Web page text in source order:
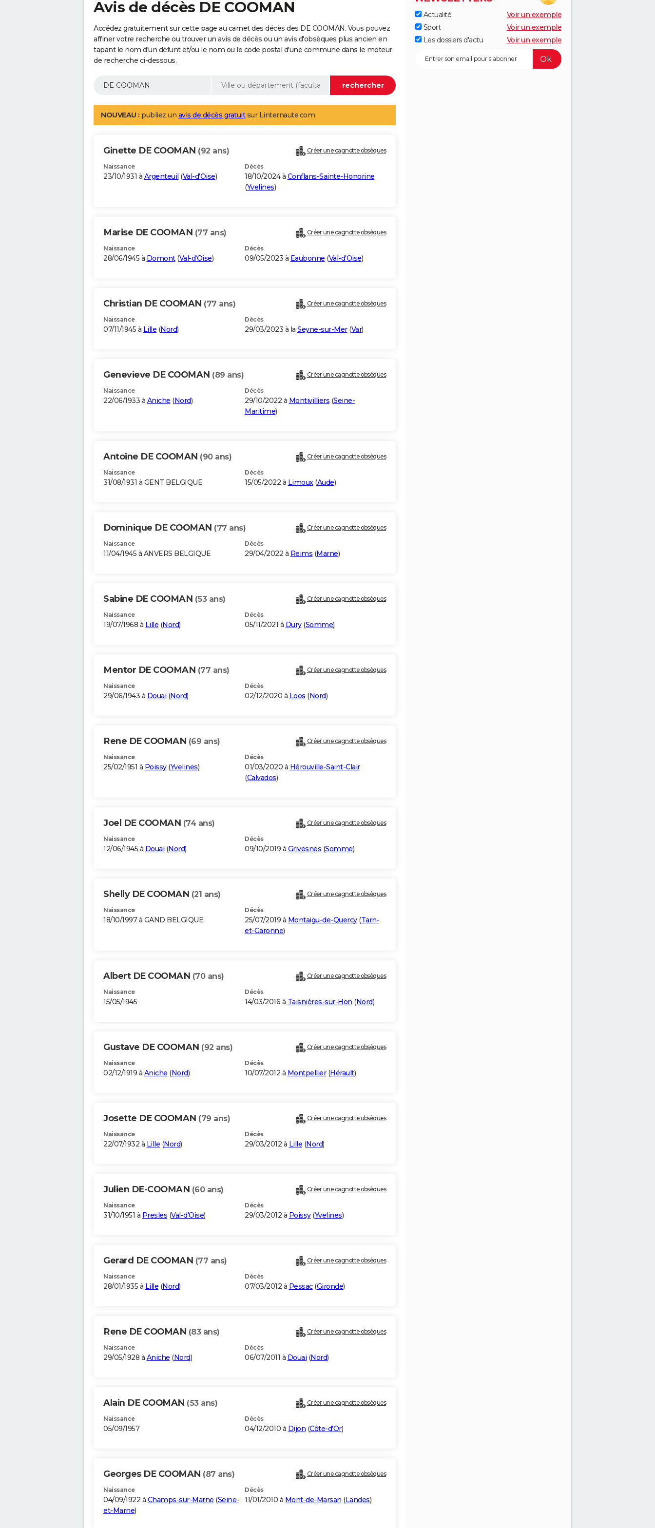
Avis de décès DE COOMAN
Accédez gratuitement sur cette page au carnet des décès des DE COOMAN. Vous pouvez
affiner votre recherche ou trouver un avis de décès ou un avis d'obsèques plus ancien en
tapant le nom d'un défunt et/ou le nom ou le code postal d'une commune dans le moteur
de recherche ci-dessous.
NOUVEAU : publiez un avis de décès gratuitsur Linternaute.com
Ginette DE COOMAN (92 ans) Créer une cagnotte obsèques
Naissance
23/10/1931 à Argenteuil (Val-d'Oise)
Décès
18/10/2024 à Conflans-Sainte-Honorine
(Yvelines)
Marise DE COOMAN (77 ans) Créer une cagnotte obsèques
Naissance
28/06/1945 à Domont(Val-d'Oise)
Décès
09/05/2023 à Eaubonne (Val-d'Oise)
Christian DE COOMAN (77 ans) Créer une cagnotte obsèques
Naissance
07/11/1945 à Lille (Nord)
Décès
29/03/2023 à la Seyne-sur-Mer(Var)
Genevieve DE COOMAN (89 ans) Créer une cagnotte obsèques
Naissance
22/06/1933 à Aniche (Nord)
Décès
29/10/2022 à Montivilliers (Seine-
Maritime)
Antoine DE COOMAN (90 ans) Créer une cagnotte obsèques
Naissance
31/08/1931 à GENT BELGIQUE
Décès
15/05/2022 à Limoux(Aude)
Dominique DE COOMAN (77 ans) Créer une cagnotte obsèques
Naissance
11/04/1945 à ANVERS BELGIQUE
Décès
29/04/2022 à Reims (Marne)
Sabine DE COOMAN (53 ans) Créer une cagnotte obsèques
Naissance
19/07/1968 à Lille (Nord)
Décès
05/11/2021 à Dury(Somme)
Mentor DE COOMAN (77 ans) Créer une cagnotte obsèques
Naissance
29/06/1943 à Douai (Nord)
Décès
02/12/2020 à Loos (Nord)
Rene DE COOMAN (69 ans) Créer une cagnotte obsèques
Naissance
25/02/1951 à Poissy(Yvelines)
Décès
01/03/2020 à Hérouville-Saint-Clair
(Calvados)
Joel DE COOMAN (74 ans) Créer une cagnotte obsèques
Naissance
12/06/1945 à Douai (Nord)
Décès
09/10/2019 à Grivesnes (Somme)
Shelly DE COOMAN (21 ans) Créer une cagnotte obsèques
Naissance
18/10/1997 à GAND BELGIQUE
Décès
25/07/2019 à Montaigu-de-Quercy(Tarn-
et-Garonne)
Albert DE COOMAN (70 ans) Créer une cagnotte obsèques
Naissance
15/05/1945
Décès
14/03/2016 à Taisnières-sur-Hon (Nord)
Gustave DE COOMAN (92 ans) Créer une cagnotte obsèques
Naissance
02/12/1919 à Aniche (Nord)
Décès
10/07/2012 à Montpellier(Hérault)
Josette DE COOMAN (79 ans) Créer une cagnotte obsèques
Naissance
22/07/1932 à Lille (Nord)
Décès
29/03/2012 à Lille (Nord)
Julien DE-COOMAN (60 ans) Créer une cagnotte obsèques
Naissance
31/10/1951 à Presles (Val-d'Oise)
Décès
29/03/2012 à Poissy(Yvelines)
Gerard DE COOMAN (77 ans) Créer une cagnotte obsèques
Naissance
28/01/1935 à Lille (Nord)
Décès
07/03/2012 à Pessac(Gironde)
Rene DE COOMAN (83 ans) Créer une cagnotte obsèques
Naissance
29/05/1928 à Aniche (Nord)
Décès
06/07/2011 à Douai (Nord)
Alain DE COOMAN (53 ans) Créer une cagnotte obsèques
Naissance
05/09/1957
Décès
04/12/2010 à Dijon (Côte-d'Or)
Georges DE COOMAN (87 ans) Créer une cagnotte obsèques
Naissance
04/09/1922 à Champs-sur-Marne (Seine-
et-Marne)
Décès
11/01/2010 à Mont-de-Marsan (Landes)
Actualité
Voir un exemple
Sport
Voir un exemple
Les dossiers d'actu
Voir un exemple